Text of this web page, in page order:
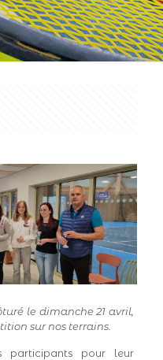
le dimanche 21 avril,
sur nos terrains.
pour leur